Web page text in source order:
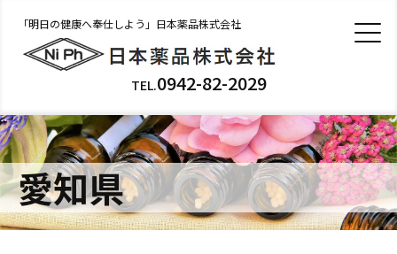
「明日の健康へ奉仕しよう」日本薬品株式会社
TEL.0942-82-2029
愛知県